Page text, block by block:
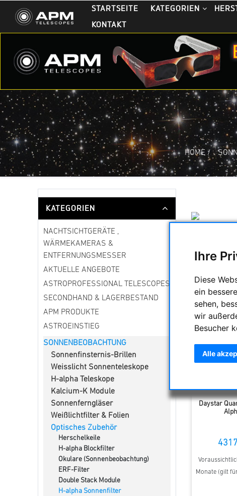
Ihre
Diese
ein
sehen,
wir
Besucher
Alle
STARTSEITE KATEGORIEN
KONTAKT
HOME /
KATEGORIEN
NACHTSICHTGERÄTE ,
WÄRMEKAMERAS &
ENTFERNUNGSMESSER
AKTUELLE ANGEBOTE
ASTROPROFESSIONAL TELESCOPES
SECONDHAND & LAGERBESTAND
APM PRODUKTE
ASTROEINSTIEG
SONNENBEOBACHTUNG
Sonnenfinsternis-Brillen
Weisslicht Sonnenteleskope
H-alpha Teleskope
Kalcium-K Module
Sonnenferngläser
Weißlichtfilter & Folien
Optisches Zubehör
Herschelkeile
H-alpha Blockfilter
Okulare (Sonnenbeobachtung)
ERF-Filter
Double Stack Module
H-alpha Sonnenfilter
Zentraler
variabel
Daystar
Monate (gilt